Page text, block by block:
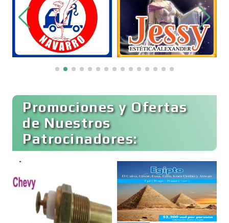
Bordados y Estampados
Cafeterías
Cámaras de Comercio
Promociones y Ofertas
de Nuestros
Patrocinadores: